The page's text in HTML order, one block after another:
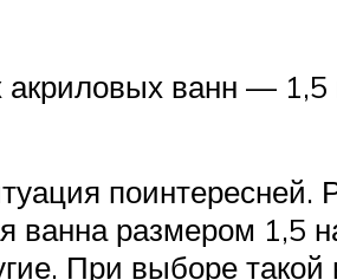
ванн — 1,5
ванна размером
При выборе